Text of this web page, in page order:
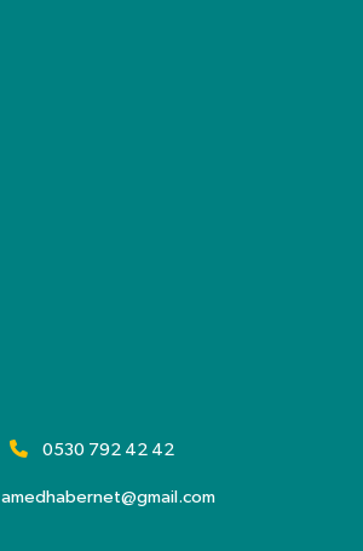
0530 792 42 42
amedhabernet@gmail.com